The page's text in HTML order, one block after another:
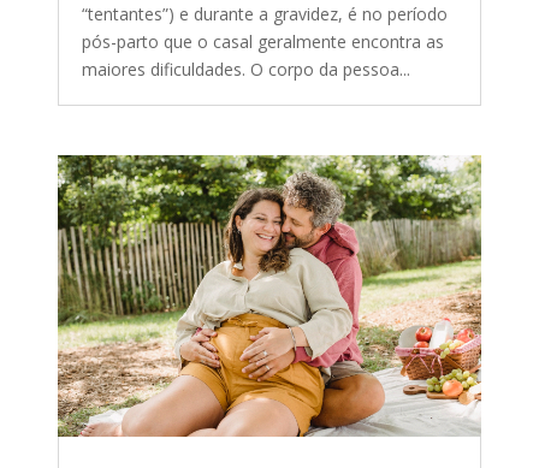
“tentantes”) e durante a gravidez, é no período
pós-parto que o casal geralmente encontra as
maiores dificuldades. O corpo da pessoa...